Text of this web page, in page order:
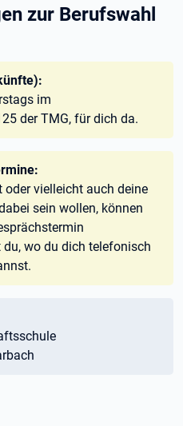
zur Berufswahl
im
der TMG, für dich da.
oder vielleicht auch deine
sein wollen, können
wo du dich telefonisch